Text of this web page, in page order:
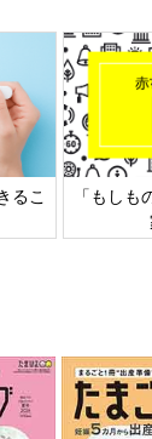
「もしものときの
家族の防